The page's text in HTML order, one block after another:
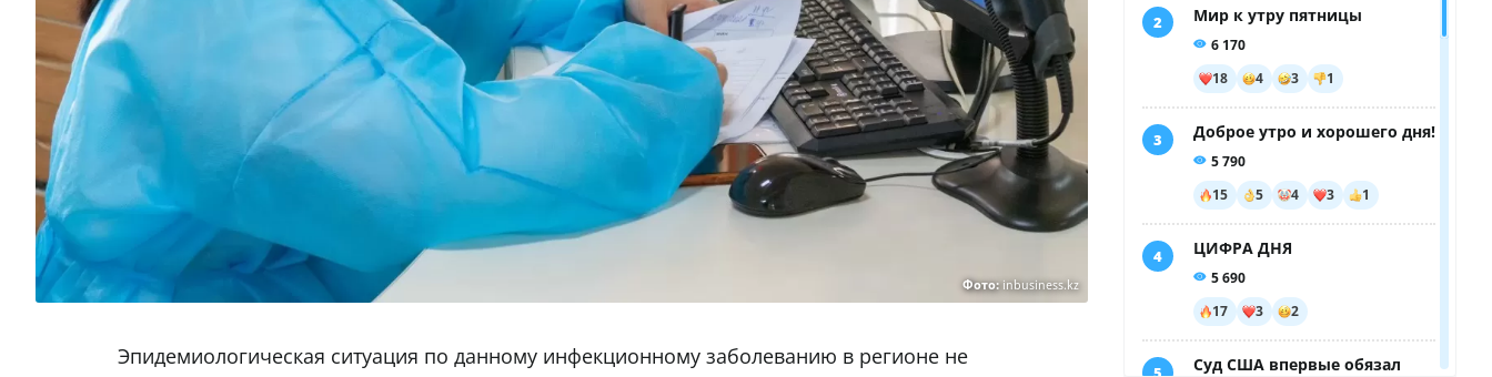
Фото:inbusiness.kz
Эпидемиологическая ситуация по данному инфекционному заболеванию в регионе не